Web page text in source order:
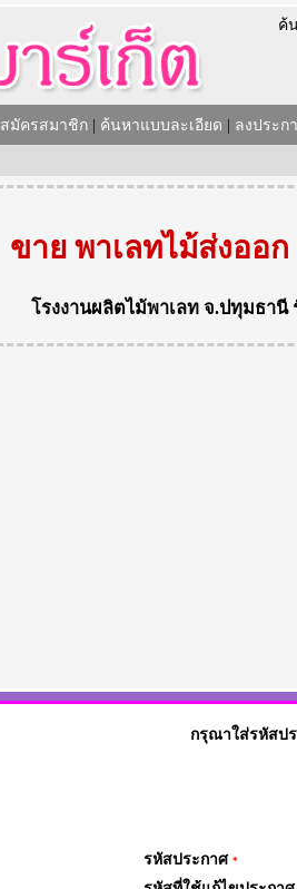
ค้
สมัครสมาชิก ค้นหาแบบละเอียด ลงประก
ขาย พาเลทไม้ส่งออ
โรงงานผลิตไม้พาเลท จ.ปทุมธานี
กรุณาใส่รหัสป
รหัสประกาศ *